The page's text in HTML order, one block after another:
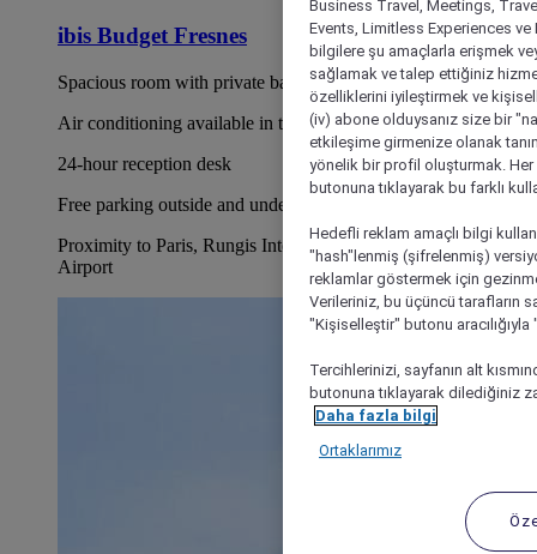
ibis Budget Fresnes
Spacious room with private bathroom
Air conditioning available in the room
24-hour reception desk
Free parking outside and underground
Proximity to Paris, Rungis International Market and Orly
Airport
Business Travel, Meetings,
Events, Limitless Experiences
bilgilere şu amaçlarla erişmek
sağlamak ve talep ettiğiniz
özelliklerini iyileştirmek ve
(iv) abone olduysanız size bir
etkileşime girmenize olanak
yönelik bir profil oluşturmak.
butonuna tıklayarak bu farklı
Hedefli reklam amaçlı bilgi
"hash"lenmiş (şifrelenmiş)
reklamlar göstermek için
Verileriniz, bu üçüncü tarafların
"Kişiselleştir" butonu
Tercihlerinizi, sayfanın alt
butonuna tıklayarak dilediğiniz
Daha fazla bilgi
Ortaklarımız